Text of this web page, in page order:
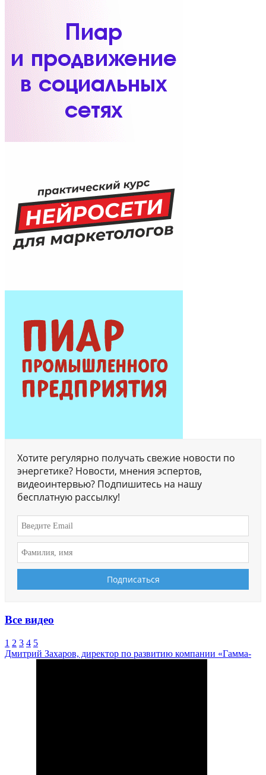
Хотите регулярно получать свежие новости по
энергетике? Новости, мнения эспертов,
видеоинтервью? Подпишитесь на нашу
бесплатную рассылку!
Все видео
1 2 3 4 5
Дмитрий Захаров, директор по развитию компании «Гамма-